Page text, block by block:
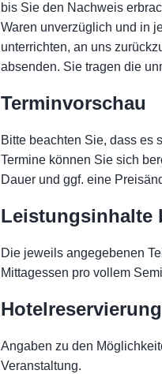
bis Sie den Nachweis
Waren unverzüglich und in
unterrichten, an uns
absenden. Sie tragen die
Terminvorschau
Bitte beachten Sie, dass es
Termine können Sie sich
Dauer und ggf. eine
Leistungsinhalte
Die jeweils angegebenen
Mittagessen pro vollem
Angaben zu den
Veranstaltung.